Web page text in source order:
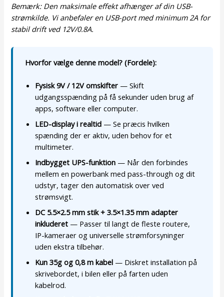
Bemærk: Den maksimale effekt afhænger af din USB-
strømkilde. Vi anbefaler en USB-port med minimum 2A for
stabil drift ved 12V/0.8A.
Hvorfor vælge denne model? (Fordele):
Fysisk 9V / 12V omskifter — Skift
udgangsspænding på få sekunder uden brug af
apps, software eller computer.
LED-display i realtid — Se præcis hvilken
spænding der er aktiv, uden behov for et
multimeter.
Indbygget UPS-funktion — Når den forbindes
mellem en powerbank med pass-through og dit
udstyr, tager den automatisk over ved
strømsvigt.
DC 5.5×2.5 mm stik + 3.5×1.35 mm adapter
inkluderet — Passer til langt de fleste routere,
IP-kameraer og universelle strømforsyninger
uden ekstra tilbehør.
Kun 35g og 0,8 m kabel — Diskret installation på
skrivebordet, i bilen eller på farten uden
kabelrod.